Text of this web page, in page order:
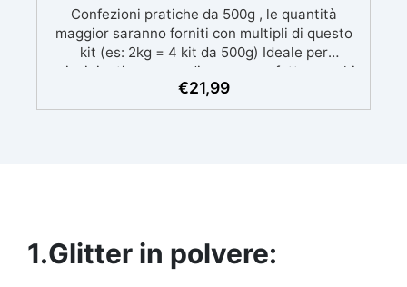
Confezioni pratiche da 500g , le quantità
maggior saranno forniti con multipli di questo
kit (es: 2kg = 4 kit da 500g) Ideale per
principianti: a prova di errore, perfetta per chi
inizia. Sempre lucida: garantisce una finitura
brillante e uniforme in ogni condizione.
€21,99
1.Glitter in polvere: